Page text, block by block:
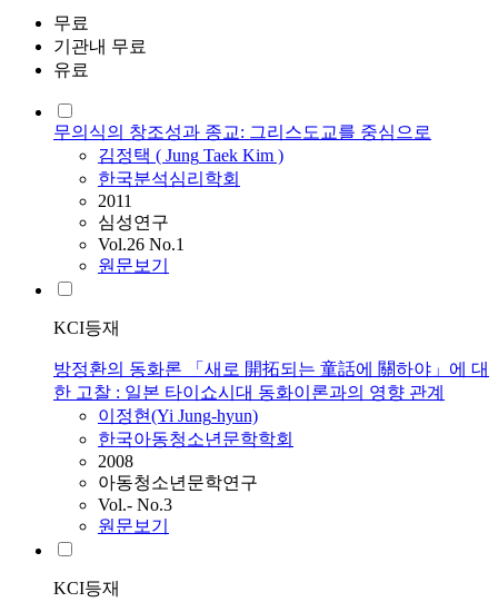
무료
기관내 무료
유료
무의식의 창조성과 종교: 그리스도교를 중심으로
김정택 ( Jung Taek Kim )
한국분석심리학회
2011
심성연구
Vol.26 No.1
원문보기
KCI등재
방정환의 동화론 「새로 開拓되는 童話에 關하야」에 대
한 고찰 : 일본 타이쇼시대 동화이론과의 영향 관계
이정현(Yi Jung-hyun)
한국아동청소년문학학회
2008
아동청소년문학연구
Vol.- No.3
원문보기
KCI등재